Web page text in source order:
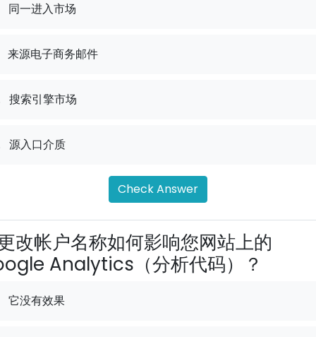
同一进入市场
来源电子商务邮件
搜索引擎市场
源入口介质
Check Answer
改帐户名称如何影响您网站上的
Analytics（分析代码）？
它没有效果